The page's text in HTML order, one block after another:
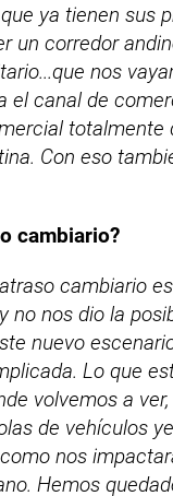
ya tienen sus
un corredor
nos
el canal de
totalmente
Con eso
cambiario?
cambiario
no nos dio la
nuevo
Lo que
volvemos a
de vehículos
nos
Hemos